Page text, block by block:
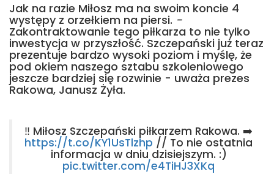
Jak na razie Miłosz ma na swoim koncie 4
występy z orzełkiem na piersi. -
Zakontraktowanie tego piłkarza to nie tylko
inwestycja w przyszłość. Szczepański już teraz
prezentuje bardzo wysoki poziom i myślę, że
pod okiem naszego sztabu szkoleniowego
jeszcze bardziej się rozwinie - uważa prezes
Rakowa, Janusz Żyła.
‼️ Miłosz Szczepański piłkarzem Rakowa. ➡️
https://t.co/KY1UsTlzhp // To nie ostatnia
informacja w dniu dzisiejszym. :)
pic.twitter.com/e4TiHJ3XKq